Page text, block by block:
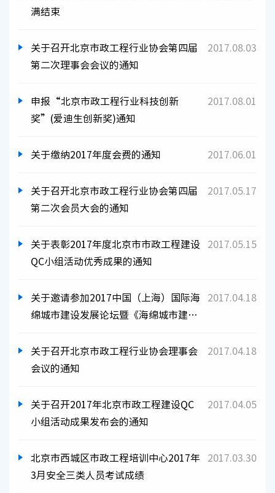
满结束
关于召开北京市政工程行业协会第四届
第二次理事会会议的通知
2017.08.03
申报“北京市政工程行业科技创新
奖”(爱迪生创新奖)通知
2017.08.01
关于缴纳2017年度会费的通知 2017.06.01
关于召开北京市政工程行业协会第四届
第二次会员大会的通知
2017.05.17
关于表彰2017年度北京市市政工程建设
QC小组活动优秀成果的通知
2017.05.15
关于邀请参加2017中国（上海）国际海
绵城市建设发展论坛暨《海绵城市建设
2017.04.18
关于召开北京市政工程行业协会理事会
会议的通知
2017.04.18
关于召开2017年北京市政工程建设QC
小组活动成果发布会的通知
2017.04.05
北京市西城区市政工程培训中心2017年
3月安全三类人员考试成绩
2017.03.30